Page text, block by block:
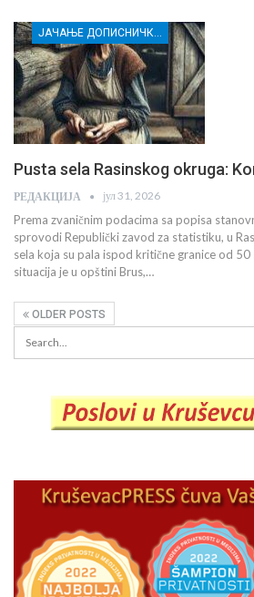
Pusta sela Rasinskog okruga:
РЕДАКЦИЈА јул 31, 2026
Prema zvaničnim podacima sa popisa
sprovodi Republički zavod za statistiku, u
sela koja su pala ispod kritične granice od
situacija je u opštini Brus,…
OLDER POSTS